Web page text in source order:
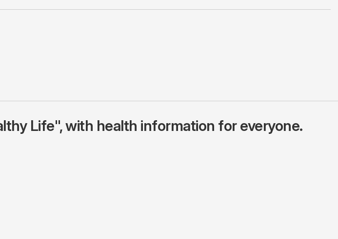
Life", with health information for everyone.